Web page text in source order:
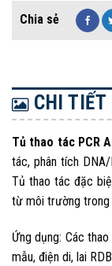
CHI TIẾT
Tủ thao tác PCR
tác, phân tích
Tủ thao tác đặc
từ môi trường trong
Ứng dụng: Các
mẫu, điện di, lai RDB